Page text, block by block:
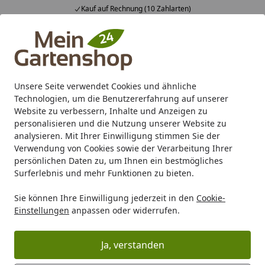
Unsere Seite verwendet Cookies und ähnliche
Technologien, um die Benutzererfahrung auf unserer
Website zu verbessern, Inhalte und Anzeigen zu
personalisieren und die Nutzung unserer Website zu
analysieren. Mit Ihrer Einwilligung stimmen Sie der
Verwendung von Cookies sowie der Verarbeitung Ihrer
persönlichen Daten zu, um Ihnen ein bestmögliches
Surferlebnis und mehr Funktionen zu bieten.
Sie können Ihre Einwilligung jederzeit in den Cookie-
Einstellungen anpassen oder widerrufen.
Ja, verstanden
Fachberatung & individuelle Angebote
Alle Produkte
Mein Konto
Suchen
Karibu Pools inkl. gratis Sandfilteranlage & Pool-
Starterset (Gesamtwert bis 468,99€)
Startseite
Gartenhaus Gerätehaus Geräteschrank
Geräteschrank
Praktischer Geräteschrank für beste
Stauraumlösungen in Ihrem Garten
Mit einem Geräteschrank bringen Sie Ordnung in Ihren
Garten. Ein Geräteschrank bietet Ihnen beste